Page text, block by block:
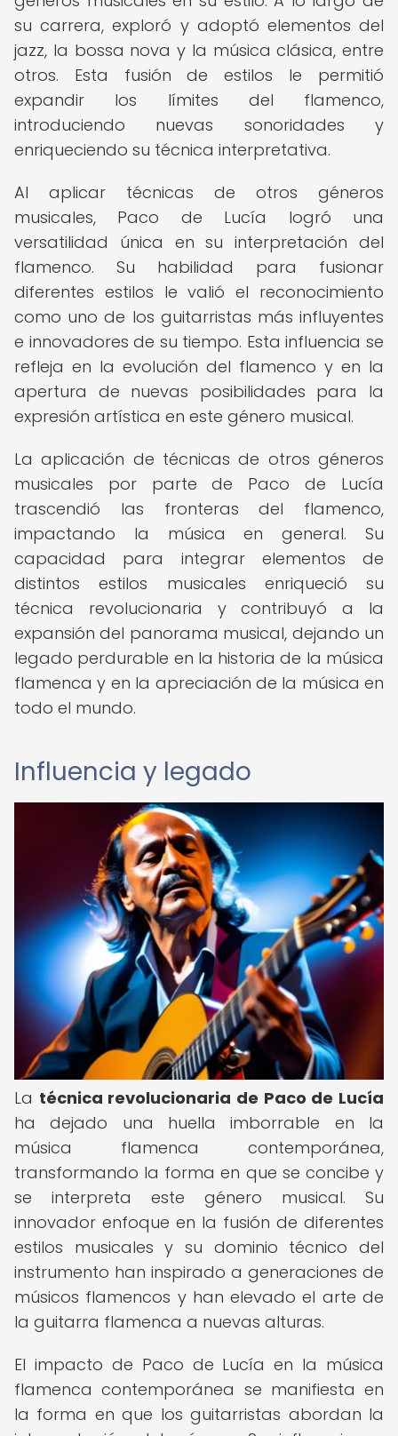
su carrera, exploró y adoptó elementos del
jazz, la bossa nova y la música clásica, entre
otros. Esta fusión de estilos le permitió
expandir los límites del flamenco,
introduciendo nuevas sonoridades y
enriqueciendo su técnica interpretativa.
Al aplicar técnicas de otros géneros
musicales, Paco de Lucía logró una
versatilidad única en su interpretación del
flamenco. Su habilidad para fusionar
diferentes estilos le valió el reconocimiento
como uno de los guitarristas más influyentes
e innovadores de su tiempo. Esta influencia se
refleja en la evolución del flamenco y en la
apertura de nuevas posibilidades para la
expresión artística en este género musical.
La aplicación de técnicas de otros géneros
musicales por parte de Paco de Lucía
trascendió las fronteras del flamenco,
impactando la música en general. Su
capacidad para integrar elementos de
distintos estilos musicales enriqueció su
técnica revolucionaria y contribuyó a la
expansión del panorama musical, dejando un
legado perdurable en la historia de la música
flamenca y en la apreciación de la música en
todo el mundo.
Influencia y legado
La técnica revolucionaria de Paco de Lucía
ha dejado una huella imborrable en la
música flamenca contemporánea,
transformando la forma en que se concibe y
se interpreta este género musical. Su
innovador enfoque en la fusión de diferentes
estilos musicales y su dominio técnico del
instrumento han inspirado a generaciones de
músicos flamencos y han elevado el arte de
la guitarra flamenca a nuevas alturas.
El impacto de Paco de Lucía en la música
flamenca contemporánea se manifiesta en
la forma en que los guitarristas abordan la